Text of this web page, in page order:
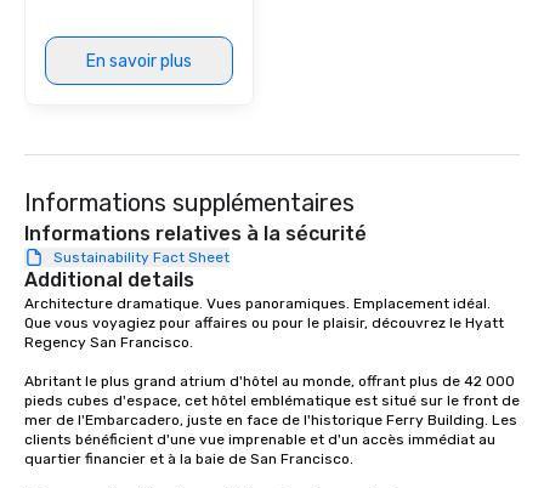
walking in between,
countless
down at each venue
traverse along the
experiences not only
En savoir plus
Informations supplémentaires
Informations relatives à la sécurité
Sustainability Fact Sheet
Additional details
Architecture dramatique. Vues panoramiques. Emplacement idéal.
Que vous voyagiez pour affaires ou pour le plaisir, découvrez le Hyatt
Regency San Francisco.
Abritant le plus grand atrium d'hôtel au monde, offrant plus de 42 000
pieds cubes d'espace, cet hôtel emblématique est situé sur le front de
mer de l'Embarcadero, juste en face de l'historique Ferry Building. Les
clients bénéficient d'une vue imprenable et d'un accès immédiat au
quartier financier et à la baie de San Francisco.